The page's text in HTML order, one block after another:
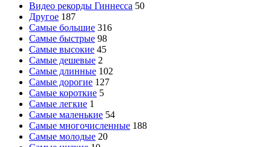
Видео рекорды Гиннесса 50
Другое 187
Самые большие 316
Самые быстрые 98
Самые высокие 45
Самые дешевые 2
Самые длинные 102
Самые дорогие 127
Самые короткие 5
Самые легкие 1
Самые маленькие 54
Самые многочисленные 188
Самые молодые 20